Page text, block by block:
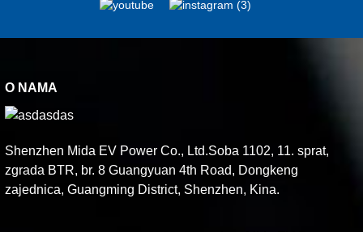
O NAMA
Shenzhen Mida EV Power Co., Ltd.Soba 1102, 11. sprat,
zgrada BTR, br. 8 Guangyuan 4th Road, Dongkeng
zajednica, Guangming District, Shenzhen, Kina.